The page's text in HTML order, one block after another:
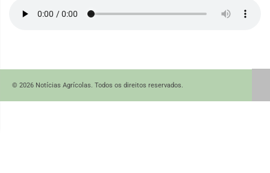
© 2026 Notícias Agrícolas. Todos os direitos reservados.